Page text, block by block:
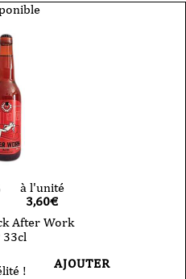
à l'unité
3,60€
After Work
33cl
! AJOUTER